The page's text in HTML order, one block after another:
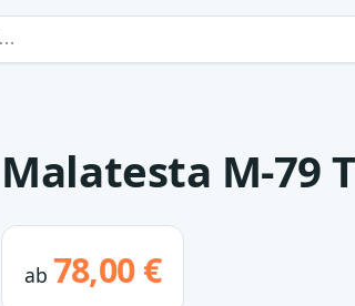
Malatesta M-79
ab 78,00 €